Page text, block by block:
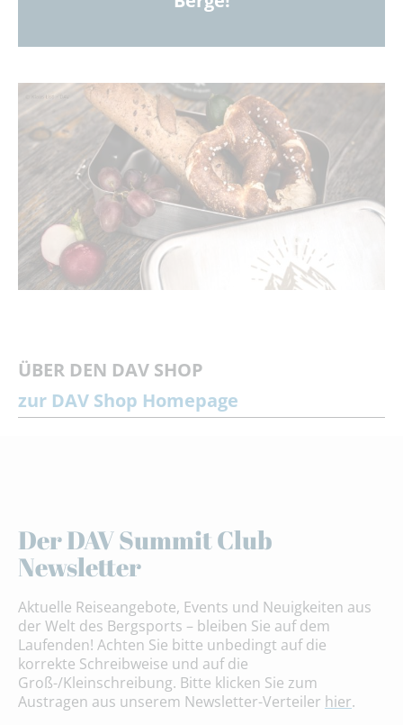
ÜBER DEN DAV SHOP
zur DAV Shop Homepage
Der DAV Summit Club
Newsletter
Aktuelle Reiseangebote, Events und Neuigkeiten aus
der Welt des Bergsports – bleiben Sie auf dem
Laufenden! Achten Sie bitte unbedingt auf die
korrekte Schreibweise und auf die
Groß-/Kleinschreibung. Bitte klicken Sie zum
Austragen aus unserem Newsletter-Verteiler hier.